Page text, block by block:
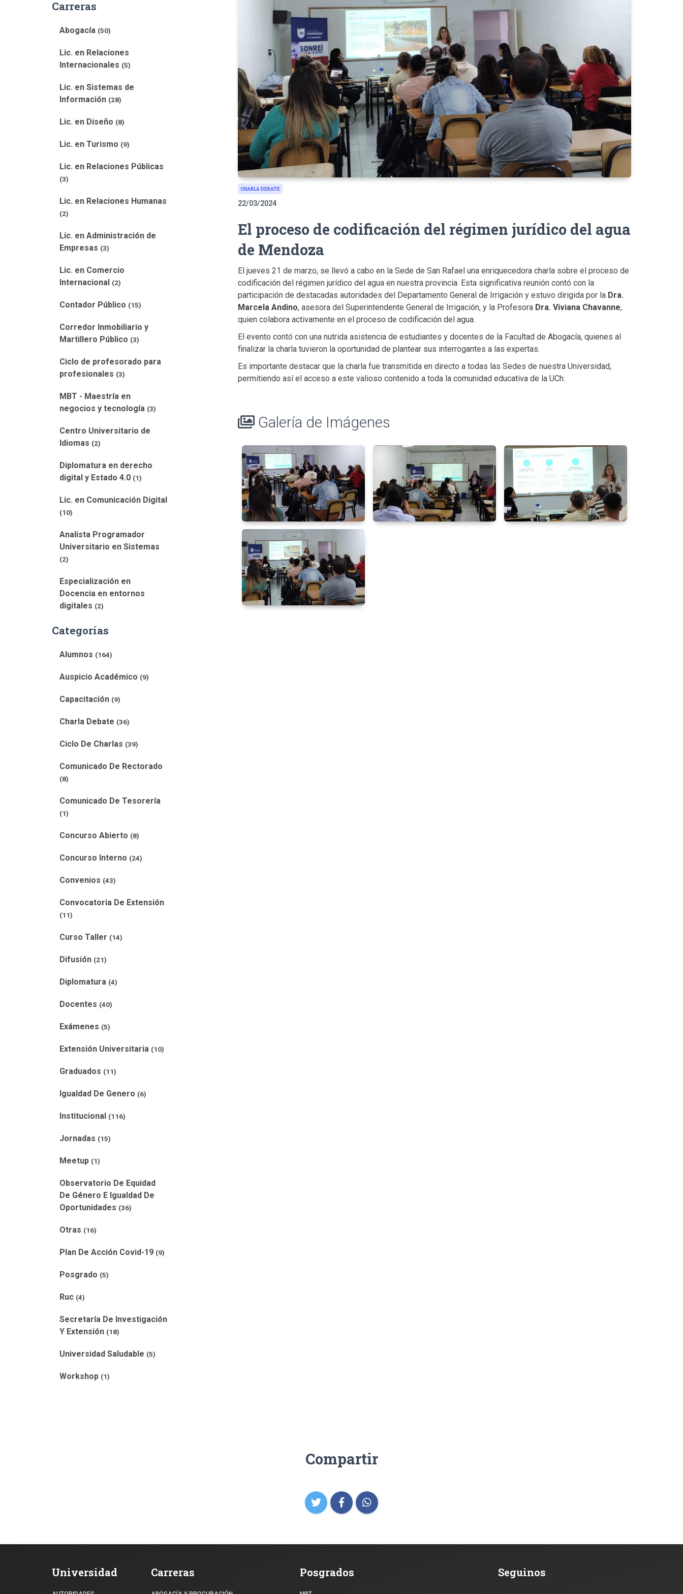
Carreras
Abogacía (50)
Lic. en Relaciones
Internacionales (5)
Lic. en Sistemas de
Información (28)
Lic. en Diseño (8)
Lic. en Turismo (9)
Lic. en Relaciones Públicas
(3)
Lic. en Relaciones Humanas
(2)
Lic. en Administración de
Empresas (3)
Lic. en Comercio
Internacional (2)
Contador Público (15)
Corredor Inmobiliario y
Martillero Público (3)
Ciclo de profesorado para
profesionales (3)
MBT - Maestría en
negocios y tecnología (3)
Centro Universitario de
Idiomas (2)
Diplomatura en derecho
digital y Estado 4.0 (1)
Lic. en Comunicación Digital
(10)
Analista Programador
Universitario en Sistemas
(2)
Especialización en
Docencia en entornos
digitales (2)
Categorías
Alumnos (164)
Auspicio Académico (9)
Capacitación (9)
Charla Debate (36)
Ciclo De Charlas (39)
Comunicado De Rectorado
(8)
Comunicado De Tesorería
(1)
Concurso Abierto (8)
Concurso Interno (24)
Convenios (43)
Convocatoria De Extensión
(11)
Curso Taller (14)
Difusión (21)
Diplomatura (4)
Docentes (40)
Exámenes (5)
Extensión Universitaria (10)
Graduados (11)
Igualdad De Genero (6)
Institucional (116)
Jornadas (15)
Meetup (1)
Observatorio De Equidad
De Género E Igualdad De
Oportunidades (36)
Otras (16)
Plan De Acción Covid-19 (9)
Posgrado (5)
Ruc (4)
Secretaría De Investigación
Y Extensión (18)
Universidad Saludable (5)
Workshop (1)
CHARLA DEBATE
22/03/2024
El proceso de codificación del régimen jurídico del agua
de Mendoza
El jueves 21 de marzo, se llevó a cabo en la Sede de San Rafael una enriquecedora charla sobre el proceso de
codificación del régimen jurídico del agua en nuestra provincia. Esta significativa reunión contó con la
participación de destacadas autoridades del Departamento General de Irrigación y estuvo dirigida por la Dra.
Marcela Andino, asesora del Superintendente General de Irrigación, y la Profesora Dra. Viviana Chavanne,
quien colabora activamente en el proceso de codificación del agua.
El evento contó con una nutrida asistencia de estudiantes y docentes de la Facultad de Abogacía, quienes al
finalizar la charla tuvieron la oportunidad de plantear sus interrogantes a las expertas.
Es importante destacar que la charla fue transmitida en directo a todas las Sedes de nuestra Universidad,
permitiendo así el acceso a este valioso contenido a toda la comunidad educativa de la UCh.
Galería de Imágenes
Compartir
Universidad Carreras Posgrados Seguinos